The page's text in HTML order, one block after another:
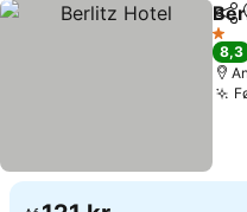
Del
1
8,3